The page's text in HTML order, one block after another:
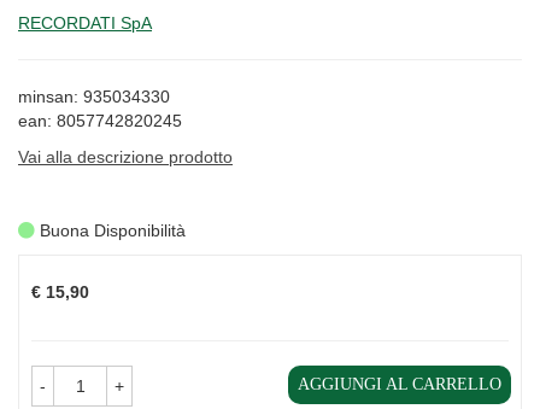
RECORDATI SpA
minsan: 935034330
ean: 8057742820245
Vai alla descrizione prodotto
Buona Disponibilità
€ 15,90
- + AGGIUNGI AL CARRELLO